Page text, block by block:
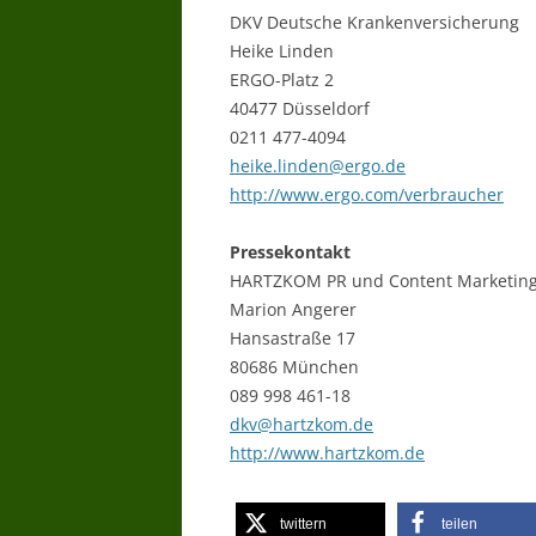
DKV Deutsche Krankenversicherung
Heike Linden
ERGO-Platz 2
40477 Düsseldorf
0211 477-4094
heike.linden@ergo.de
http://www.ergo.com/verbraucher
Pressekontakt
HARTZKOM PR und Content
Marion Angerer
Hansastraße 17
80686 München
089 998 461-18
dkv@hartzkom.de
http://www.hartzkom.de
twittern teilen